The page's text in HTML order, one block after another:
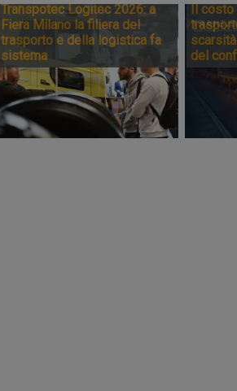
Transpotec Logitec 2026: a
Fiera Milano la filiera del
trasporto e della logistica fa
sistema
Il
del